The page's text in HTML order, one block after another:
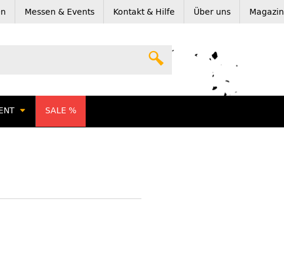
Messen & Events Kontakt & Hilfe Über uns Magazin
SALE %